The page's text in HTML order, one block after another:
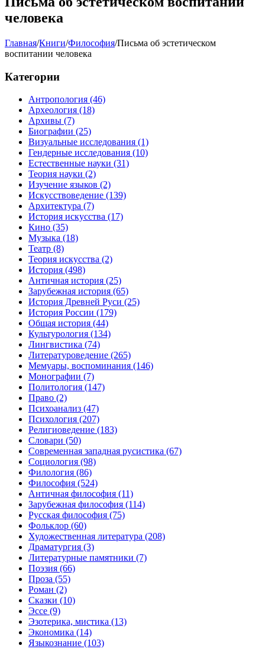
человека
Главная/Книги/Философия/Письма об эстетическом
воспитании человека
Категории
Антропология (46)
Археология (18)
Архивы (7)
Биографии (25)
Визуальные исследования (1)
Гендерные исследования (10)
Естественные науки (31)
Теория науки (2)
Изучение языков (2)
Искусствоведение (139)
Архитектура (7)
История искусства (17)
Кино (35)
Музыка (18)
Театр (8)
Теория искусства (2)
История (498)
Античная история (25)
Зарубежная история (65)
История Древней Руси (25)
История России (179)
Общая история (44)
Культурология (134)
Лингвистика (74)
Литературоведение (265)
Мемуары, воспоминания (146)
Монографии (7)
Политология (147)
Право (2)
Психоанализ (47)
Психология (207)
Религиоведение (183)
Словари (50)
Современная западная русистика (67)
Социология (98)
Филология (86)
Философия (524)
Античная философия (11)
Зарубежная философия (114)
Русская философия (75)
Фольклор (60)
Художественная литература (208)
Драматургия (3)
Литературные памятники (7)
Поэзия (66)
Проза (55)
Роман (2)
Сказки (10)
Эссе (9)
Эзотерика, мистика (13)
Экономика (14)
Языкознание (103)